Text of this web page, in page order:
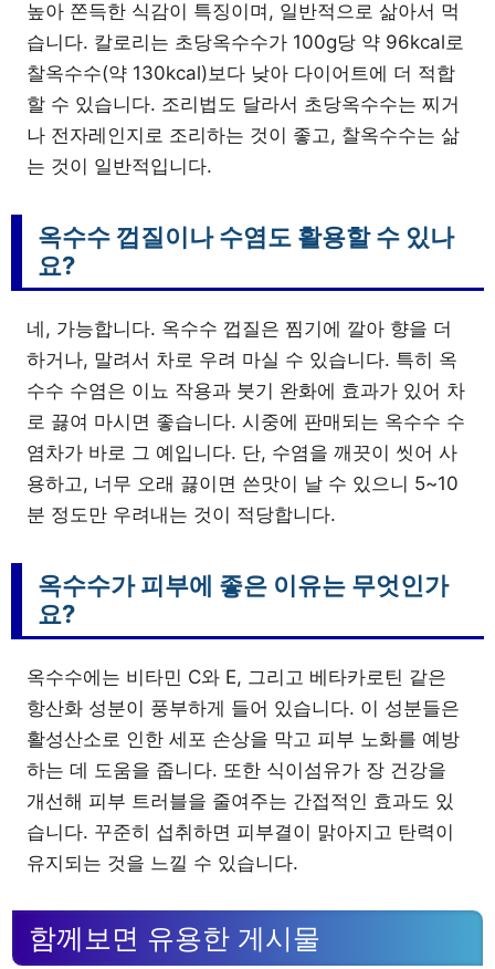
높아 쫀득한 식감이 특징이며, 일반적으로 삶아서 먹
습니다. 칼로리는 초당옥수수가 100g당 약 96kcal로
찰옥수수(약 130kcal)보다 낮아 다이어트에 더 적합
할 수 있습니다. 조리법도 달라서 초당옥수수는 찌거
나 전자레인지로 조리하는 것이 좋고, 찰옥수수는 삶
는 것이 일반적입니다.
옥수수 껍질이나 수염도 활용할 수 있나
요?
네, 가능합니다. 옥수수 껍질은 찜기에 깔아 향을 더
하거나, 말려서 차로 우려 마실 수 있습니다. 특히 옥
수수 수염은 이뇨 작용과 붓기 완화에 효과가 있어 차
로 끓여 마시면 좋습니다. 시중에 판매되는 옥수수 수
염차가 바로 그 예입니다. 단, 수염을 깨끗이 씻어 사
용하고, 너무 오래 끓이면 쓴맛이 날 수 있으니 5~10
분 정도만 우려내는 것이 적당합니다.
옥수수가 피부에 좋은 이유는 무엇인가
요?
옥수수에는 비타민 C와 E, 그리고 베타카로틴 같은
항산화 성분이 풍부하게 들어 있습니다. 이 성분들은
활성산소로 인한 세포 손상을 막고 피부 노화를 예방
하는 데 도움을 줍니다. 또한 식이섬유가 장 건강을
개선해 피부 트러블을 줄여주는 간접적인 효과도 있
습니다. 꾸준히 섭취하면 피부결이 맑아지고 탄력이
유지되는 것을 느낄 수 있습니다.
함께보면 유용한 게시물